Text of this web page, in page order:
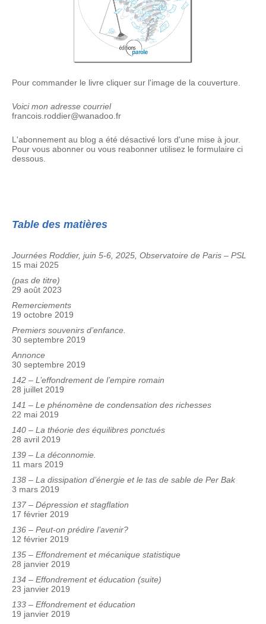
Pour commander le livre cliquer sur l'image de la couverture.
Voici mon adresse courriel
francois.roddier@wanadoo.fr
L'abonnement au blog a été désactivé lors d'une mise à jour.
Pour vous abonner ou vous reabonner utilisez le formulaire ci
dessous.
Table des matières
Journées Roddier, juin 5-6, 2025, Observatoire de Paris – PSL
15 mai 2025
(pas de titre)
29 août 2023
Remerciements
19 octobre 2019
Premiers souvenirs d’enfance.
30 septembre 2019
Annonce
30 septembre 2019
142 – L’effondrement de l’empire romain
28 juillet 2019
141 – Le phénomène de condensation des richesses
22 mai 2019
140 – La théorie des équilibres ponctués
28 avril 2019
139 – La déconnomie.
11 mars 2019
138 – La dissipation d’énergie et le tas de sable de Per Bak
3 mars 2019
137 – Dépression et stagflation
17 février 2019
136 – Peut-on prédire l’avenir?
12 février 2019
135 – Effondrement et mécanique statistique
28 janvier 2019
134 – Effondrement et éducation (suite)
23 janvier 2019
133 – Effondrement et éducation
19 janvier 2019